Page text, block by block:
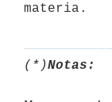
(*)Notas: